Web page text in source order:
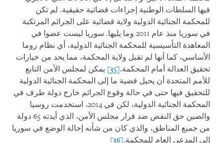
فيها السلطات الوطنية إجراءات قضائية حقيقية. لم تكن
للمحكمة الجنائية الدولية ولاية قضائية على الجرائم المرتكبة
في سوريا منذ عام 2011 وما يليها. سوريا ليست عضوا في
المعاهدة التأسيسية للمحكمة الجنائية الدولية، أي نظام روما
الأساسي، كما أنها لم تقبل ولاية المحكمة، مما يحد من خيارات
تحقيق العدالة أمام المحكمة.[35]
يمكن لمجلس الأمن التابع
للأمم المتحدة أن يحيل قضية ما إلى المحكمة الجنائية الدولية
للتحقيق فيها حتى في حالة وقوع الجرائم خارج دولة طرف في
المحكمة الجنائية الدولية، لكن في 2014، استخدمت روسيا
والصين حق النقض ضد قرار مجلس الأمن، الذي أيدته 65 دولة
من جميع المناطق، والذي كان من شأنه إحالة الوضع في سوريا
إلى المدعي العام للمحكمة.[36]